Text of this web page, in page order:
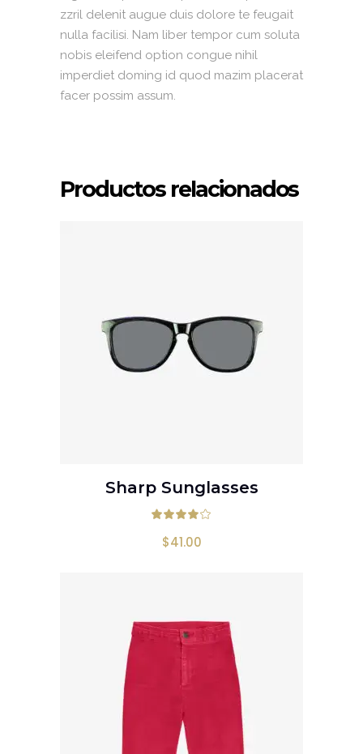
zzril delenit augue duis dolore te feugait
nulla facilisi. Nam liber tempor cum soluta
nobis eleifend option congue nihil
imperdiet doming id quod mazim placerat
facer possim assum.
Productos relacionados
AÑADIR AL CARRITO
Sharp Sunglasses
$41.00